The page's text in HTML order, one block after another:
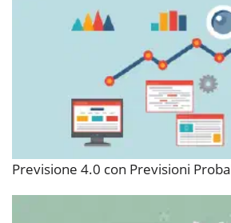
Previsione 4.0 con Previsioni